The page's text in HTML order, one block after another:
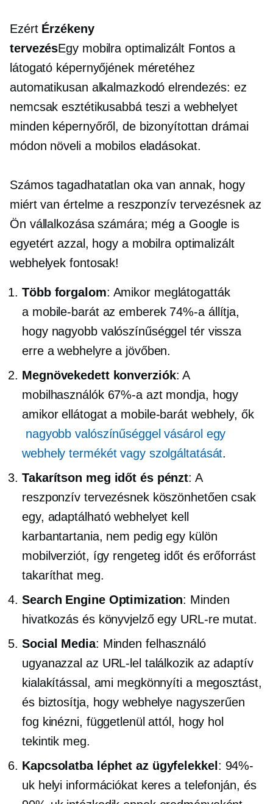
Ezért Érzékeny
tervezésEgy mobilra optimalizáltFontos a
látogató képernyőjének méretéhez
automatikusan alkalmazkodó elrendezés: ez
nemcsak esztétikusabbá teszi a webhelyet
minden képernyőről, de bizonyítottan drámai
módon növeli a mobilos eladásokat.
Számos tagadhatatlan oka van annak, hogy
miért van értelme a reszponzív tervezésnek az
Ön vállalkozása számára; még a Google is
egyetért azzal, hogy a mobilra optimalizált
webhelyek fontosak!
Több forgalom: Amikor meglátogatták
a mobile-barátaz emberek 74%-a állítja,
hogy nagyobb valószínűséggel tér vissza
erre a webhelyre a jövőben.
Megnövekedett konverziók: A
mobilhasználók 67%-a azt mondja, hogy
amikor ellátogat a mobile-barátwebhely, ők
nagyobb valószínűséggel vásárol egy
webhely termékét vagy szolgáltatását.
Takarítson meg időt és pénzt: A
reszponzív tervezésnek köszönhetően csak
egy, adaptálható webhelyet kell
karbantartania, nem pedig egy külön
mobilverziót, így rengeteg időt és erőforrást
takaríthat meg.
Search Engine Optimization: Minden
hivatkozás és könyvjelző egy URL-re mutat.
Social Media: Minden felhasználó
ugyanazzal az URL-lel találkozik az adaptív
kialakítással, ami megkönnyíti a megosztást,
és biztosítja, hogy webhelye nagyszerűen
fog kinézni, függetlenül attól, hogy hol
tekintik meg.
Kapcsolatba léphet az ügyfelekkel : 94%-
uk helyi információkat keres a telefonján, és